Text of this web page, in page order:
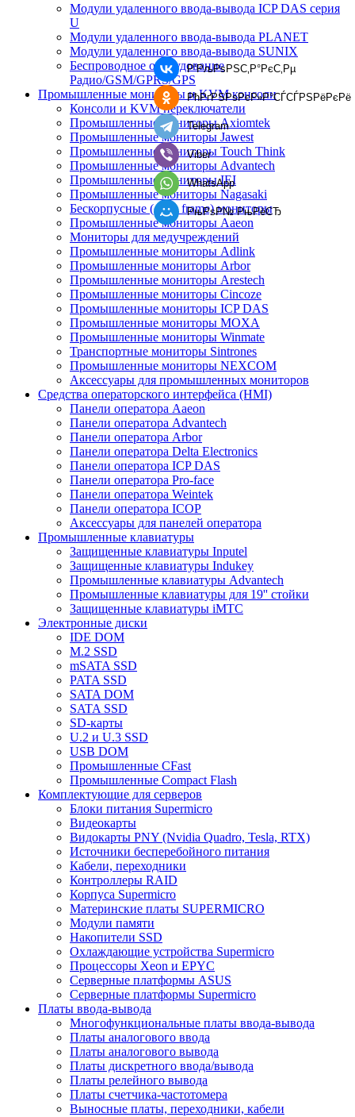
Модули удаленного ввода-вывода ICP DAS серия
U
Модули удаленного ввода-вывода PLANET
Модули удаленного ввода-вывода SUNIX
Беспроводное оборудование
Радио/GSM/GPRS/GPS
Промышленные мониторы и KVM консоли
Консоли и KVM переключатели
Промышленные мониторы Axiomtek
Промышленные мониторы Jawest
Промышленные мониторы Touch Think
Промышленные мониторы Advantech
Промышленные мониторы IEI
Промышленные мониторы Nagasaki
Бескорпусные (open frame) мониторы
Промышленные мониторы Aaeon
Мониторы для медучреждений
Промышленные мониторы Adlink
Промышленные мониторы Arbor
Промышленные мониторы Arestech
Промышленные мониторы Cincoze
Промышленные мониторы ICP DAS
Промышленные мониторы MOXA
Промышленные мониторы Winmate
Транспортные мониторы Sintrones
Промышленные мониторы NEXCOM
Аксессуары для промышленных мониторов
Средства операторского интерфейса (HMI)
Панели оператора Aaeon
Панели оператора Advantech
Панели оператора Arbor
Панели оператора Delta Electronics
Панели оператора ICP DAS
Панели оператора Pro-face
Панели оператора Weintek
Панели оператора ICOP
Аксессуары для панелей оператора
Промышленные клавиатуры
Защищенные клавиатуры Inputel
Защищенные клавиатуры Indukey
Промышленные клавиатуры Advantech
Промышленные клавиатуры для 19'' стойки
Защищенные клавиатуры iMTC
Электронные диски
IDE DOM
M.2 SSD
mSATA SSD
PATA SSD
SATA DOM
SATA SSD
SD-карты
U.2 и U.3 SSD
USB DOM
Промышленные CFast
Промышленные Compact Flash
Комплектующие для серверов
Блоки питания Supermicro
Видеокарты
Видокарты PNY (Nvidia Quadro, Tesla, RTX)
Источники бесперебойного питания
Кабели, переходники
Контроллеры RAID
Корпуса Supermicro
Материнские платы SUPERMICRO
Модули памяти
Накопители SSD
Охлаждающие устройства Supermicro
Процессоры Xeon и EPYC
Серверные платформы ASUS
Серверные платформы Supermicro
Платы ввода-вывода
Многофункциональные платы ввода-вывода
Платы аналогового ввода
Платы аналогового вывода
Платы дискретного ввода/вывода
Платы релейного вывода
Платы счетчика-частотомера
Выносные платы, переходники, кабели
Р’РљРѕРЅС‚Р°РєС‚Рµ
РћРґРЅРѕРєР»Р°СЃСЃРЅРёРєРё
Telegram
Viber
WhatsApp
РњРѕР№ РњРёСЂ